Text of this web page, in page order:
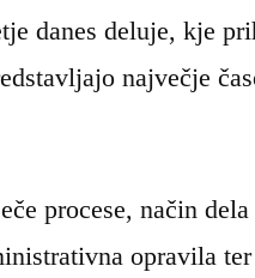
danes deluje, kje
največje
procese, način dela
opravila